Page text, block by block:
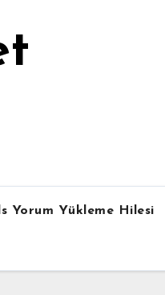
Yorum Yükleme Hilesi